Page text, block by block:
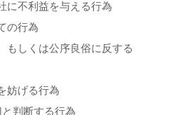
に不利益を与える行為
の行為
もしくは公序良俗に反する
妨げる行為
判断する行為